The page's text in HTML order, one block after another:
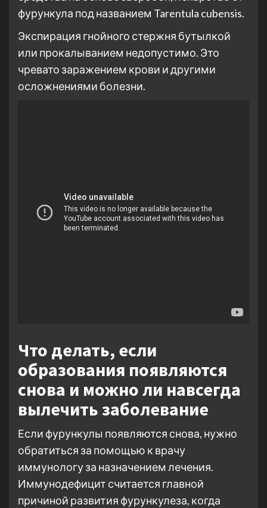
фурункула под названием Tarentula cubensis.
Экспирация гнойного стержня бутылкой
или прокалыванием недопустимо. Это
чревато заражением крови и другими
осложнениями болезни.
Что делать, если
образования появляются
снова и можно ли навсегда
вылечить заболевание
Если фурункулы появляются снова, нужно
обратиться за помощью к врачу
иммунологу за назначением лечения.
Иммунодефицит считается главной
причиной развития фурункулеза, когда